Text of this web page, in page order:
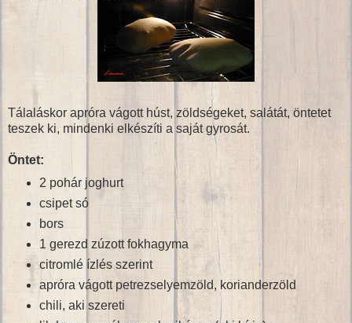
Tálaláskor apróra vágott húst, zöldségeket, salátát, öntetet
teszek ki, mindenki elkészíti a saját gyrosát.
Öntet:
2 pohár joghurt
csipet só
bors
1 gerezd zúzott fokhagyma
citromlé ízlés szerint
apróra vágott petrezselyemzöld, korianderzöld
chili, aki szereti